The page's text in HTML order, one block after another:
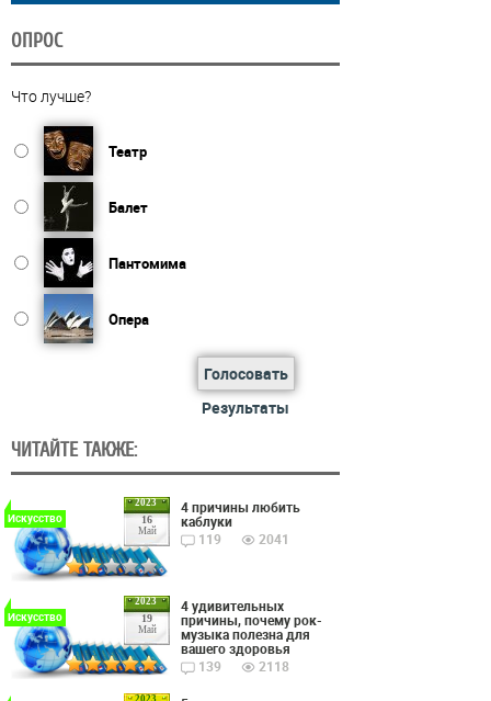
ОПРОС
Что лучше?
Театр
Балет
Пантомима
Опера
Голосовать
Результаты
ЧИТАЙТЕ ТАКЖЕ:
2023
16
Май
Искусство
4 причины любить
каблуки
119
2041
2023
19
Май
Искусство
4 удивительных
причины, почему рок-
музыка полезна для
вашего здоровья
139
2118
2023